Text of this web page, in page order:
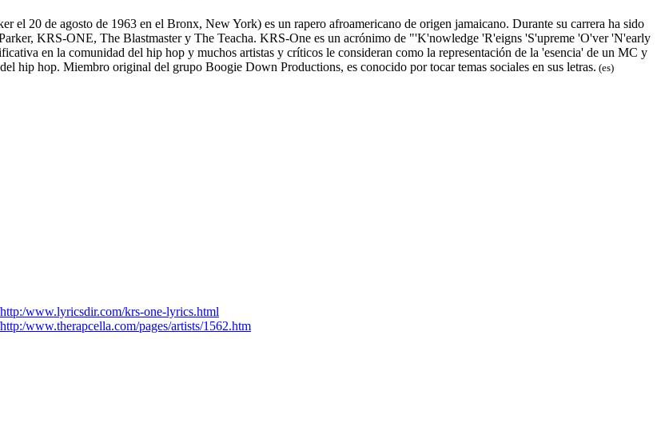
el 20 de agosto de 1963 en el Bronx, New York) es un rapero afroamericano de origen jamaicano. Durante su carrera ha sido
KRS-ONE, The Blastmaster y The Teacha. KRS-One es un acrónimo de "'K'nowledge 'R'eigns 'S'upreme 'O'ver 'N'early
en la comunidad del hip hop y muchos artistas y críticos le consideran como la representación de la 'esencia' de un MC y
hip hop. Miembro original del grupo Boogie Down Productions, es conocido por tocar temas sociales en sus letras. (es)
www.lyricsdir.com/krs-one-lyrics.html
www.therapcella.com/pages/artists/1562.htm